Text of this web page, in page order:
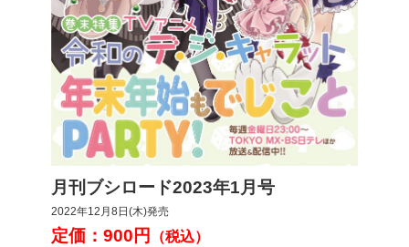
月刊ブシロード2023年1月号
2022年12月8日(木)発売
定価：900円 （税込）